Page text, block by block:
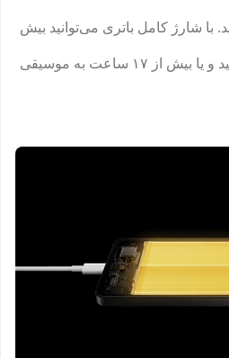
با شارژ کامل باتری می‌توانید بیش
از ۲۰ ساعت ویدیو تماشا کنید و یا بیش از ۱۷ ساعت به موسیقی